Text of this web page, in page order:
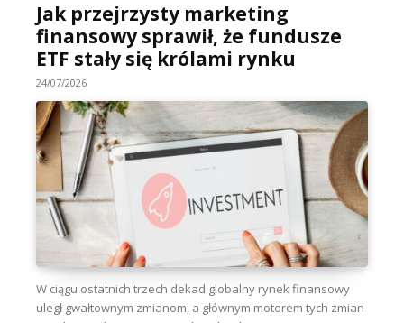
Jak przejrzysty marketing
finansowy sprawił, że fundusze
ETF stały się królami rynku
24/07/2026
W ciągu ostatnich trzech dekad globalny rynek finansowy
uległ gwałtownym zmianom, a głównym motorem tych zmian